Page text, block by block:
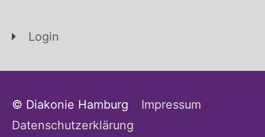
Login
© Diakonie Hamburg
Impressum
Datenschutzerklärung